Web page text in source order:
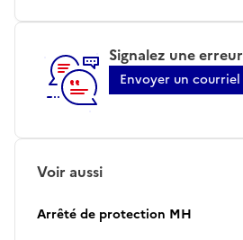
Signalez une erreur
Envoyer un courriel
Voir aussi
Arrêté de protection MH